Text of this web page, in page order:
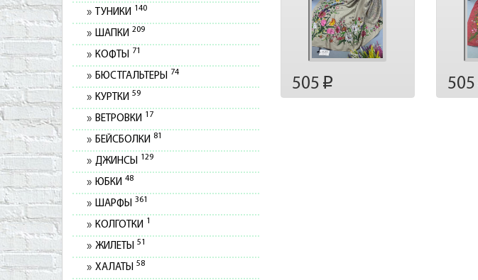
ТУНИКИ 140
ШАПКИ 209
КОФТЫ 71
БЮСТГАЛЬТЕРЫ 74
КУРТКИ 59
ВЕТРОВКИ 17
БЕЙСБОЛКИ 81
ДЖИНСЫ 129
ЮБКИ 48
ШАРФЫ 361
КОЛГОТКИ 1
ЖИЛЕТЫ 51
ХАЛАТЫ 58
505 p 505